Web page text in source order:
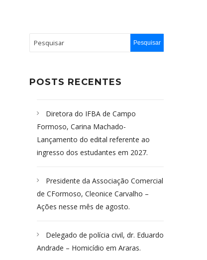
POSTS RECENTES
Diretora do IFBA de Campo
Formoso, Carina Machado-
Lançamento do edital referente ao
ingresso dos estudantes em 2027.
Presidente da Associação Comercial
de CFormoso, Cleonice Carvalho –
Ações nesse mês de agosto.
Delegado de polícia civil, dr. Eduardo
Andrade – Homicídio em Araras.